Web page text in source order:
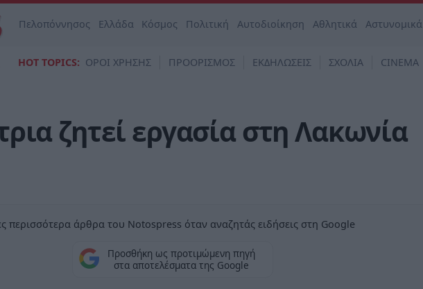
Πελοπόννησος Ελλάδα Κόσμος Πολιτική Αυτοδιοίκηση Αθλητικά Αστυνομικά
HOT TOPICS: ΟΡΟΙ ΧΡΗΣΗΣ ΠΡΟΟΡΙΣΜΟΣ ΕΚΔΗΛΩΣΕΙΣ ΣΧΟΛΙΑ CINEMA
ζητεί εργασία στη Λακωνία
περισσότερα άρθρα του Notospress όταν αναζητάς ειδήσεις στη Google
Προσθήκη ως προτιμώμενη πηγή
στα αποτελέσματα της Google